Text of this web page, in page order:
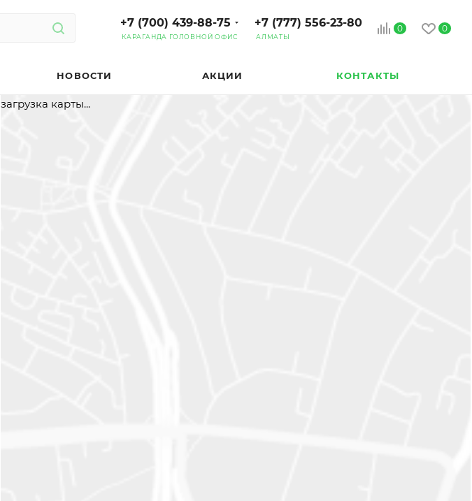
0 0
+7 (777) 556-23-80
АЛМАТЫ
+7 (700) 439-88-75
КАРАГАНДА ГОЛОВНОЙ ОФИС
НОВОСТИ АКЦИИ КОНТАКТЫ
загрузка карты...